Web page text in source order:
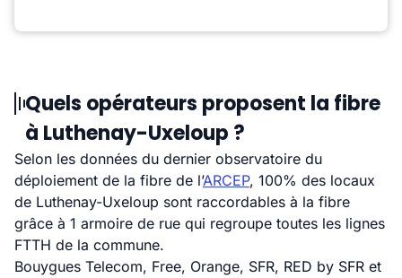
Quels opérateurs proposent la fibre
à Luthenay-Uxeloup ?
Selon les données du dernier observatoire du
déploiement de la fibre de l’ARCEP, 100% des locaux
de Luthenay-Uxeloup sont raccordables à la fibre
grâce à 1 armoire de rue qui regroupe toutes les lignes
FTTH de la commune.
Bouygues Telecom, Free, Orange, SFR, RED by SFR et